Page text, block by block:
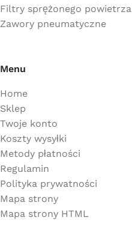
Filtry sprężonego powietrza
Zawory pneumatyczne
Menu
Home
Sklep
Twoje konto
Koszty wysyłki
Metody płatności
Regulamin
Polityka prywatności
Mapa strony
Mapa strony HTML